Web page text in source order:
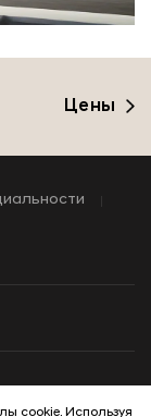
Цены
cookie. Используя